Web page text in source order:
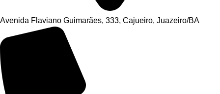
Avenida Flaviano Guimarães, 333, Cajueiro, Juazeiro/BA